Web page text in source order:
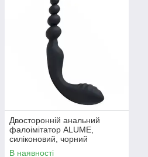
Двосторонній анальний
фалоімітатор ALUME,
силіконовий, чорний
В наявності